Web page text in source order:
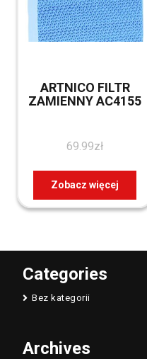
ARTNICO FILTR
ZAMIENNY AC4155
69.99zł
Zobacz więcej
Categories
Bez kategorii
Archives